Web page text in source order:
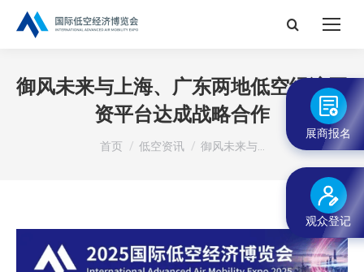
搜
御风未来与上海、广东两地低空经济国
资平台达成战略合作
您在这里：
首页 低空资讯 御风未来与…
展商报名
观众登记